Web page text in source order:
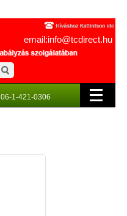
email:info@tcdirect.hu
06-1-421-0306